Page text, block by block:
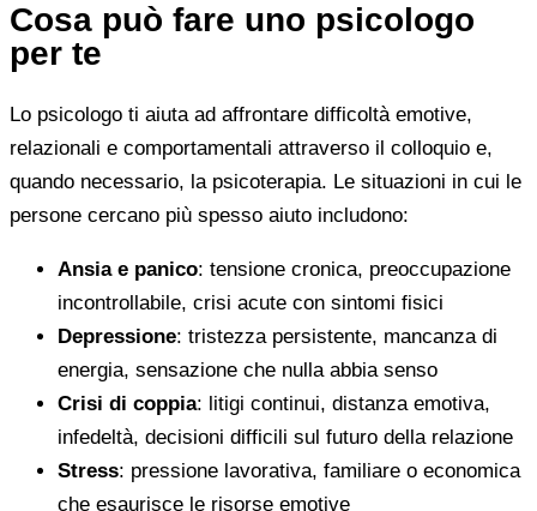
Cosa può fare uno psicologo
per te
Lo psicologo ti aiuta ad affrontare difficoltà emotive,
relazionali e comportamentali attraverso il colloquio e,
quando necessario, la psicoterapia. Le situazioni in cui le
persone cercano più spesso aiuto includono:
Ansia e panico: tensione cronica, preoccupazione
incontrollabile, crisi acute con sintomi fisici
Depressione: tristezza persistente, mancanza di
energia, sensazione che nulla abbia senso
Crisi di coppia: litigi continui, distanza emotiva,
infedeltà, decisioni difficili sul futuro della relazione
Stress: pressione lavorativa, familiare o economica
che esaurisce le risorse emotive